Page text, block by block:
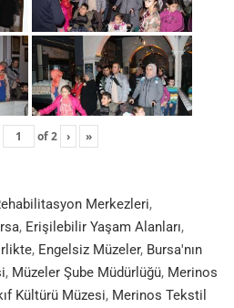
of2 › »
Merkezleri,
, Erişilebilir Yaşam Alanları,
, Engelsiz Müzeler, Bursa'nın
, Müzeler Şube Müdürlüğü, Merinos
Kültürü Müzesi, Merinos Tekstil